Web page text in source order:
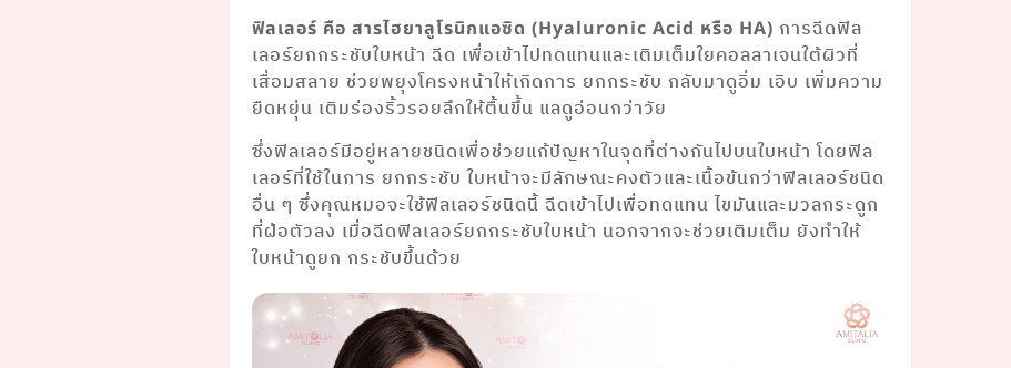
ฟิลเลอร์ คือ สารไฮยาลูโรนิกแอซิด (Hyaluronic Acid หรือ HA) การฉีดฟิล
เลอร์ยกกระชับใบหน้า ฉีด เพื่อเข้าไปทดแทนและเติมเต็มใยคอลลาเจนใต้ผิวที่
เสื่อมสลาย ช่วยพยุงโครงหน้าให้เกิดการ ยกกระชับ กลับมาดูอิ่ม เอิบ เพิ่มความ
ยืดหยุ่น เติมร่องริ้วรอยลึกให้ตื้นขึ้น แลดูอ่อนกว่าวัย
ซึ่งฟิลเลอร์มีอยู่หลายชนิดเพื่อช่วยแก้ปัญหาในจุดที่ต่างกันไปบนใบหน้า โดยฟิล
เลอร์ที่ใช้ในการ ยกกระชับ ใบหน้าจะมีลักษณะคงตัวและเนื้อข้นกว่าฟิลเลอร์ชนิด
อื่น ๆ ซึ่งคุณหมอจะใช้ฟิลเลอร์ชนิดนี้ ฉีดเข้าไปเพื่อทดแทน ไขมันและมวลกระดูก
ที่ฝ่อตัวลง เมื่อฉีดฟิลเลอร์ยกกระชับใบหน้า นอกจากจะช่วยเติมเต็ม ยังทําให้
ใบหน้าดูยก กระชับขึ้นด้วย